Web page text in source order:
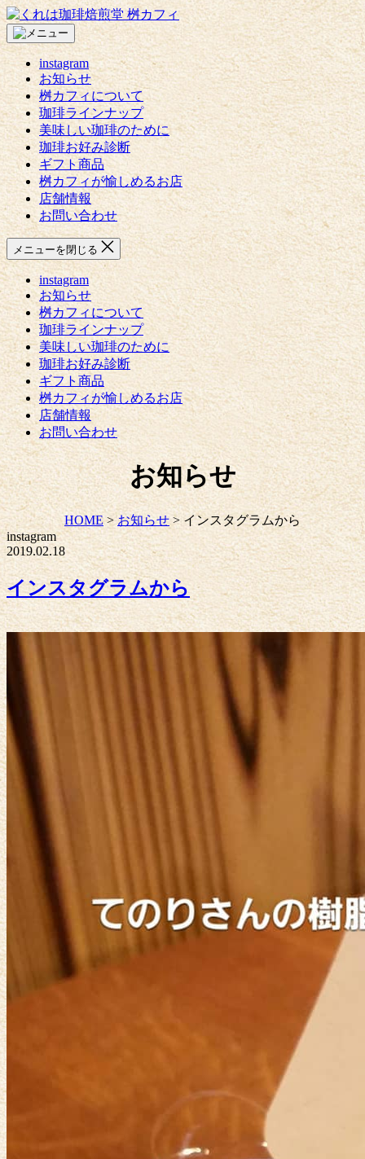
コ
ン
テ
ン
ツ
へ
ス
キ
ッ
プ
く
れ
は
珈
琲
焙
煎
堂
桝
フ
ィ
instagram
お知らせ
桝カフィについて
珈琲ラインナップ
美味しい珈琲のために
珈琲お好み診断
ギフト商品
桝カフィが愉しめるお店
店舗情報
お問い合わせ
メニューを閉じる
instagram
お知らせ
桝カフィについて
珈琲ラインナップ
美味しい珈琲のために
珈琲お好み診断
ギフト商品
桝カフィが愉しめるお店
店舗情報
お問い合わせ
お知らせ
HOME>お知らせ >インスタグラムから
instagram
2019.02.18
インスタグラムから